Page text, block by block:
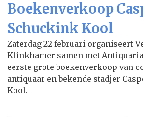
Boekenverkoop
Schuckink Kool
Zaterdag 22 februari organiseert
Klinkhamer samen met
eerste grote boekenverkoop van
antiquaar en bekende stadjer
Kool.